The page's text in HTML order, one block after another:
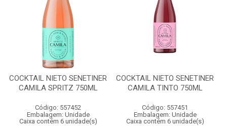
COCKTAIL NIETO SENETINER
CAMILA SPRITZ 750ML
Código: 557452
Embalagem: Unidade
Caixa contém 6 unidade(s)
COCKTAIL NIETO SENETINER
CAMILA TINTO 750ML
Código: 557451
Embalagem: Unidade
Caixa contém 6 unidade(s)